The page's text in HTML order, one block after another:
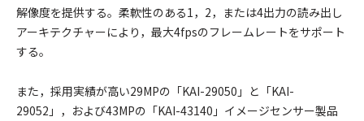
解像度を提供する。柔軟性のある1，2，または4出力の読み出し
アーキテクチャーにより，最大4fpsのフレームレートをサポート
する。
また，採用実績が高い29MPの「KAI-29050」と「KAI-
29052」，および43MPの「KAI-43140」イメージセンサー製品